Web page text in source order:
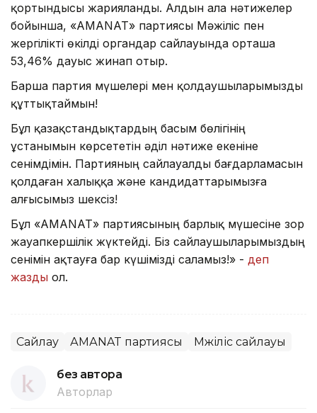
қортындысы жарияланды. Алдын ала нәтижелер
бойынша, «АМАNАТ» партиясы Мәжіліс пен
жергілікті өкілді органдар сайлауында орташа
53,46% дауыс жинап отыр.
Барша партия мүшелері мен қолдаушыларымызды
құттықтаймын!
Бұл қазақстандықтардың басым бөлігінің
ұстанымын көрсететін әділ нәтиже екеніне
сенімдімін. Партияның сайлауалды бағдарламасын
қолдаған халыққа және кандидаттарымызға
алғысымыз шексіз!
Бұл «АМАNАТ» партиясының барлық мүшесіне зор
жауапкершілік жүктейді. Біз сайлаушыларымыздың
сенімін ақтауға бар күшімізді саламыз!» - деп
жазды ол.
Сайлау АМАNAT партиясы Мәжіліс сайлауы
без автора
Авторлар